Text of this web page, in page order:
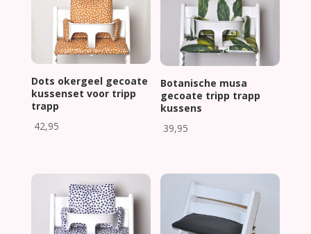
Dots okergeel gecoate
kussenset voor tripp
trapp
42,95
Botanische musa
gecoate tripp trapp
kussens
39,95